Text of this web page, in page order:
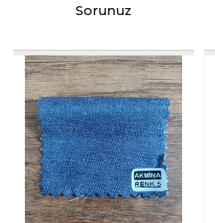
Sorunuz